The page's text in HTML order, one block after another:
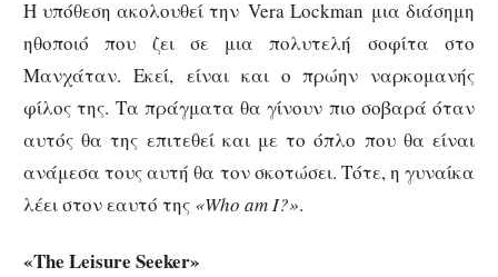
Η υπόθεση ακολουθεί την Vera Lockman μια διάσημη
ηθοποιό που ζει σε μια πολυτελή σοφίτα στο
Μανχάταν. Εκεί, είναι και ο πρώην ναρκομανής
φίλος της. Τα πράγματα θα γίνουν πιο σοβαρά όταν
αυτός θα της επιτεθεί και με το όπλο που θα είναι
ανάμεσα τους αυτή θα τον σκοτώσει. Τότε, η γυναίκα
λέει στον εαυτό της «Who am I?».
«The Leisure Seeker»